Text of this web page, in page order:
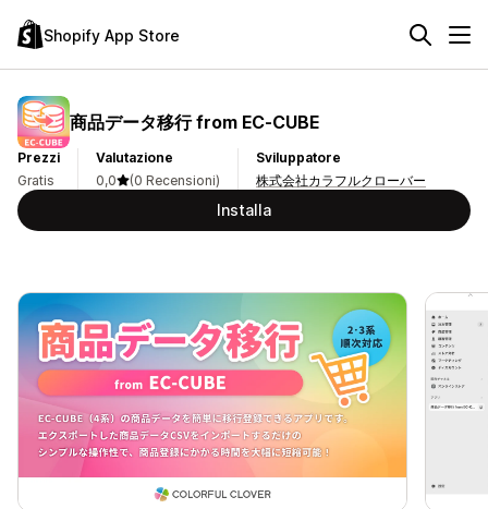
Shopify App Store
商品データ移行 from EC‑CUBE
Prezzi
Gratis
Valutazione
0,0
(0 Recensioni)
Sviluppatore
株式会社カラフルクローバー
Installa